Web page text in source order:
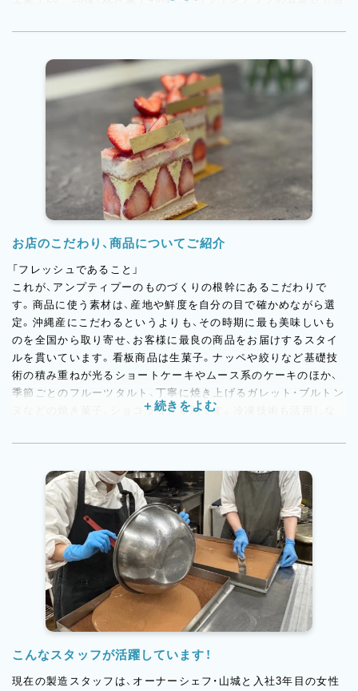
します。桃のタルト、季節のムース、ガレットなど、製菓の幅の広
子づくりに真剣に向き合うチームです。
お店のこだわり、商品についてご紹介
「フレッシュであること」
これが、アンプティプーのものづくりの根幹にあるこだわりで
す。商品に使う素材は、産地や鮮度を自分の目で確かめながら選
定。沖縄産にこだわるというよりも、その時期に最も美味しいも
のを全国から取り寄せ、お客様に最良の商品をお届けするスタイ
ルを貫いています。看板商品は生菓子。ナッペや絞りなど基礎技
術の積み重ねが光るショートケーキやムース系のケーキのほか、
季節ごとのフルーツタルト、丁寧に焼き上げるガレット・ブルトン
ヌなどの焼き菓子、ショコラなど多彩です。冷凍技術も活用しな
フが加わることで製造に余裕が生まれたら、ジェラートのライン
提案も大歓迎。お菓子づくりに関わるすべての工程において、「な
ぜこうするのか」という理由を大切にしながら、誠実に品質を追い
求めています。
こんなスタッフが活躍しています！
現在の製造スタッフは、オーナーシェフ・山城と入社3年目の女性